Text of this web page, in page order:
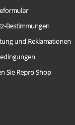
Bestimmungen
und Reklamationen
Sie Repro Shop